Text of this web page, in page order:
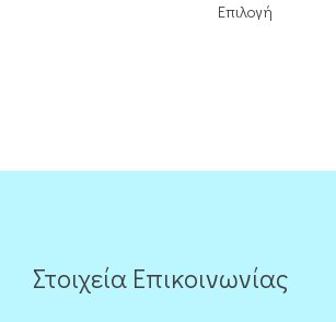
Επιλογή
Στοιχεία Επικοινωνίας